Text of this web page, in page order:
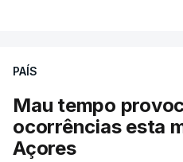
PAÍS
Mau tempo
ocorrências esta
Açores